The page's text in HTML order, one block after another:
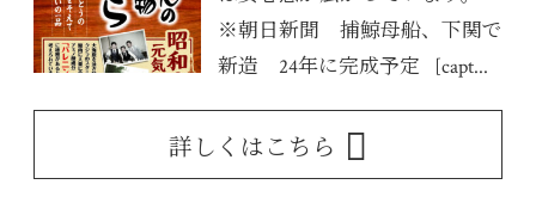
※朝日新聞 捕鯨母船、下関で
新造 24年に完成予定 [capt...
詳しくはこちら